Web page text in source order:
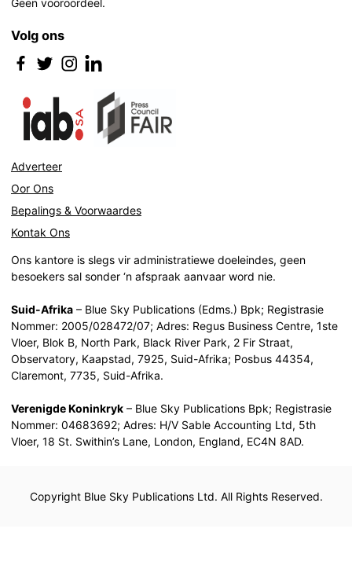
Geen vooroordeel.
Volg ons
Adverteer
Oor Ons
Bepalings & Voorwaardes
Kontak Ons
Ons kantore is slegs vir administratiewe doeleindes, geen
besoekers sal sonder ‘n afspraak aanvaar word nie.
Suid-Afrika – Blue Sky Publications (Edms.) Bpk; Registrasie
Nommer: 2005/028472/07; Adres: Regus Business Centre, 1ste
Vloer, Blok B, North Park, Black River Park, 2 Fir Straat,
Observatory, Kaapstad, 7925, Suid-Afrika; Posbus 44354,
Claremont, 7735, Suid-Afrika.
Verenigde Koninkryk – Blue Sky Publications Bpk; Registrasie
Nommer: 04683692; Adres: H/V Sable Accounting Ltd, 5th
Vloer, 18 St. Swithin’s Lane, London, England, EC4N 8AD.
Copyright Blue Sky Publications Ltd. All Rights Reserved.